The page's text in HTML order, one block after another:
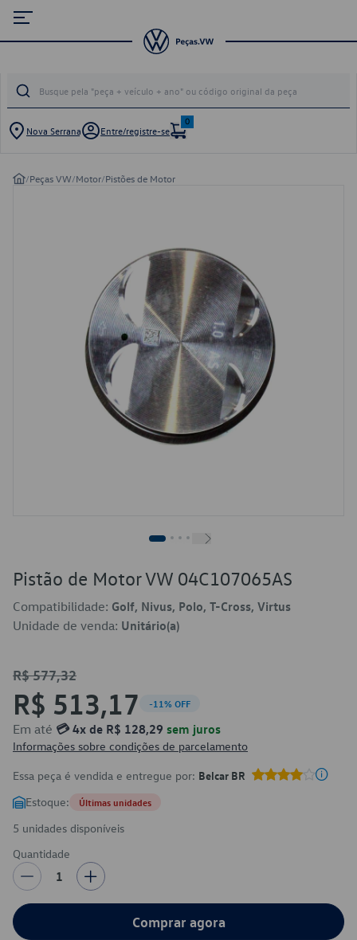
Nova Serrana Entre/registre-se
0
/Peças VW/Motor/Pistões de Motor
Pistão de Motor VW 04C107065AS
Compatibilidade: Golf, Nivus, Polo, T-Cross, Virtus
Unidade de venda: Unitário(a)
R$ 577,32
R$ 513,17 -11% OFF
Em até 💳 4x de R$ 128,29 sem juros
Informações sobre condições de parcelamento
Essa peça é vendida e entregue por: Belcar BR
Estoque: Últimas unidades
5 unidades disponíveis
Quantidade
1
Comprar agora